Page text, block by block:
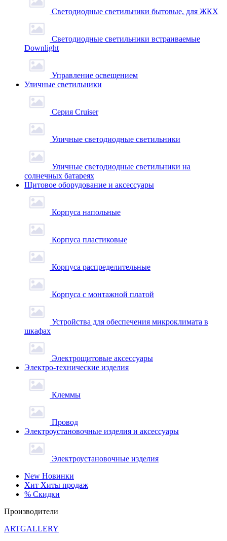
Светодиодные светильники бытовые, для ЖКХ
Светодиодные светильники встраиваемые
Downlight
Управление освещением
Уличные светильники
Серия Cruiser
Уличные светодиодные светильники
Уличные светодиодные светильники на
солнечных батареях
Щитовое оборудование и аксессуары
Корпуса напольные
Корпуса пластиковые
Корпуса распределительные
Корпуса с монтажной платой
Устройства для обеспечения микроклимата в
шкафах
Электрощитовые аксессуары
Электро-технические изделия
Клеммы
Провод
Электроустановочные изделия и аксессуары
Электроустановочные изделия
New Новинки
Хит Хиты продаж
% Скидки
Производители
ARTGALLERY